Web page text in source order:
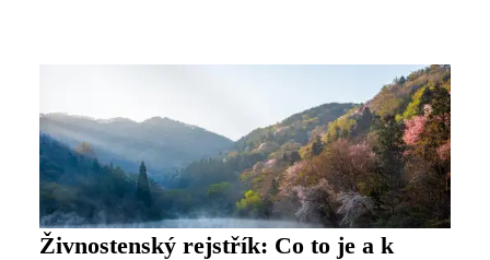
Živnostenský rejstřík: Co to je a k